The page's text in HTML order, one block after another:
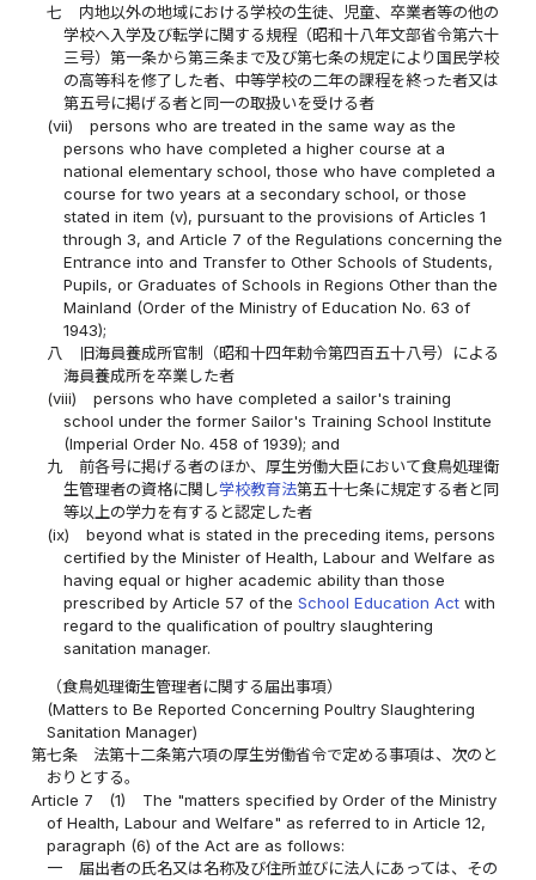
七
内地以外の地域における学校の生徒、児童、卒業者等の他の
学校へ入学及び転学に関する規程（昭和十八年文部省令第六十
三号）第一条から第三条まで及び第七条の規定により国民学校
の高等科を修了した者、中等学校の二年の課程を終った者又は
第五号に掲げる者と同一の取扱いを受ける者
(vii)
persons who are treated in the same way as the
persons who have completed a higher course at a
national elementary school, those who have completed a
course for two years at a secondary school, or those
stated in item (v), pursuant to the provisions of Articles 1
through 3, and Article 7 of the Regulations concerning the
Entrance into and Transfer to Other Schools of Students,
Pupils, or Graduates of Schools in Regions Other than the
Mainland (Order of the Ministry of Education No. 63 of
1943);
八
旧海員養成所官制（昭和十四年勅令第四百五十八号）による
海員養成所を卒業した者
(viii)
persons who have completed a sailor's training
school under the former Sailor's Training School Institute
(Imperial Order No. 458 of 1939); and
九
前各号に掲げる者のほか、厚生労働大臣において食鳥処理衛
生管理者の資格に関し学校教育法第五十七条に規定する者と同
等以上の学力を有すると認定した者
(ix)
beyond what is stated in the preceding items, persons
certified by the Minister of Health, Labour and Welfare as
having equal or higher academic ability than those
prescribed by Article 57 of the School Education Actwith
regard to the qualification of poultry slaughtering
sanitation manager.
（食鳥処理衛生管理者に関する届出事項）
(Matters to Be Reported Concerning Poultry Slaughtering
Sanitation Manager)
第七条
法第十二条第六項の厚生労働省令で定める事項は、次のと
おりとする。
Article 7
(1)
The "matters specified by Order of the Ministry
of Health, Labour and Welfare" as referred to in Article 12,
paragraph (6) of the Act are as follows:
一
届出者の氏名又は名称及び住所並びに法人にあっては、その